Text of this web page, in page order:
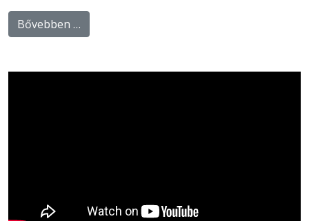
Bővebben …